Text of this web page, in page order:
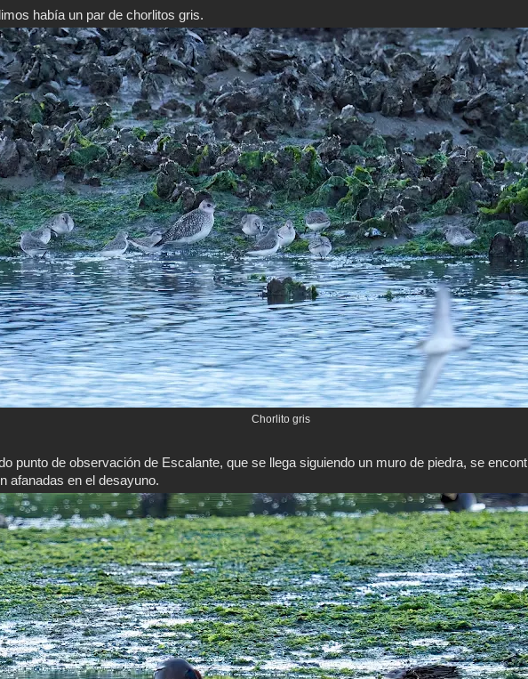
había un par de chorlitos gris.
Chorlito gris
punto de observación de Escalante, que se llega siguiendo un muro de piedra, se
afanadas en el desayuno.